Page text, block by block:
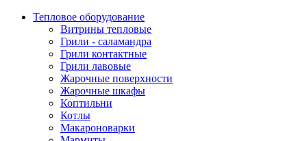
Тепловое оборудование
Витрины тепловые
Грили - саламандра
Грили контактные
Грили лавовые
Жарочные поверхности
Жарочные шкафы
Коптильни
Котлы
Макароноварки